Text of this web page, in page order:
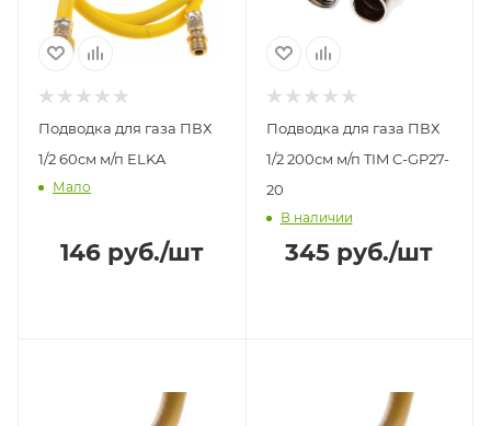
Подводка для газа ПВХ
1/2 60см м/п ELKA
Мало
146руб./шт
Подводка для газа ПВХ
1/2 200см м/п TIM C-GP27-
20
В наличии
345 руб./шт